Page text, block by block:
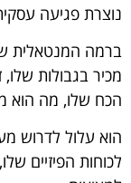
נוצרת פגיעה
ברמה המנטאלית
מכיר בגבולות
הכח שלו, מה הוא
הוא עלול לדרוש
לכוחות הפיזיים